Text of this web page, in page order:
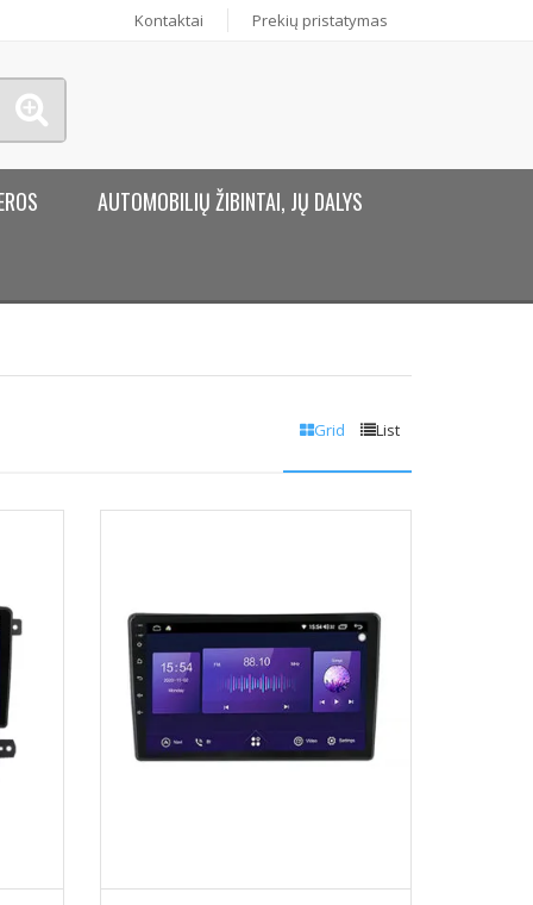
Kontaktai Prekių pristatymas
AUTOMOBILIŲ ŽIBINTAI, JŲ DALYS
Grid List